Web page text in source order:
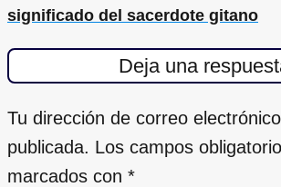
significado del sacerdote gitano
Deja una
Tu dirección de correo
publicada. Los campos
marcados con *